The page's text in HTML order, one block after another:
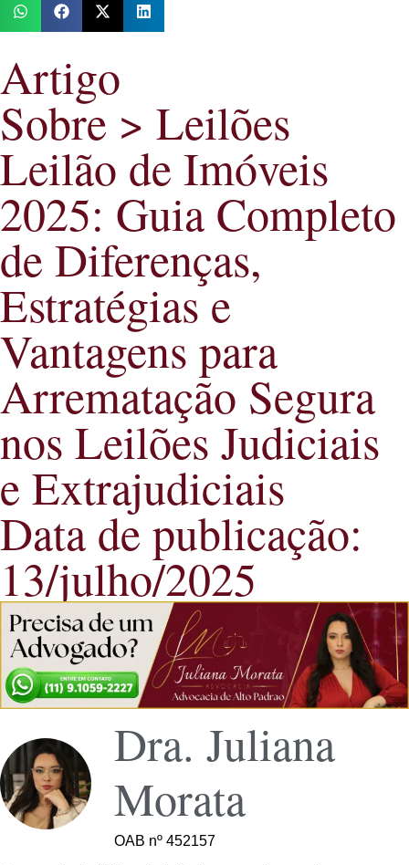
Artigo
Sobre > Leilões
Leilão de Imóveis
2025: Guia Completo
de Diferenças,
Estratégias e
Vantagens para
Arrematação Segura
nos Leilões Judiciais
e Extrajudiciais
Data de publicação:
13/julho/2025
Dra. Juliana
Morata
OAB nº 452157